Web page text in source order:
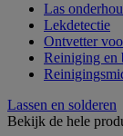
Las
Lekdetectie
Ontvetter
Reiniging en
Lassen en solderen
Bekijk de hele